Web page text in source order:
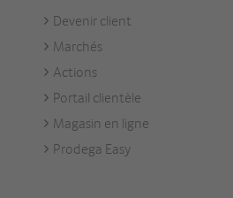
Footer
Services
Devenir client
Marchés
Actions
Portail clientèle
Magasin en ligne
Prodega Easy